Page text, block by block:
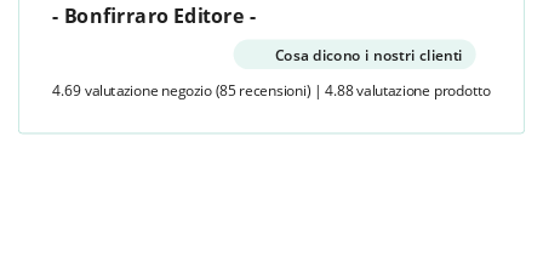
- Bonfirraro Editore -
Cosa dicono i nostri clienti
4.69 valutazione negozio (85 recensioni) | 4.88 valutazione prodotto